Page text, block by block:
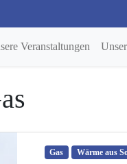
Veranstaltungen
Gas Wärme aus